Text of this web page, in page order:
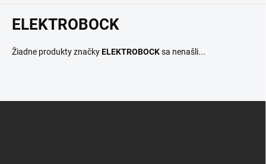
ELEKTROBOCK
Žiadne produkty značkyELEKTROBOCKsa nenašli...